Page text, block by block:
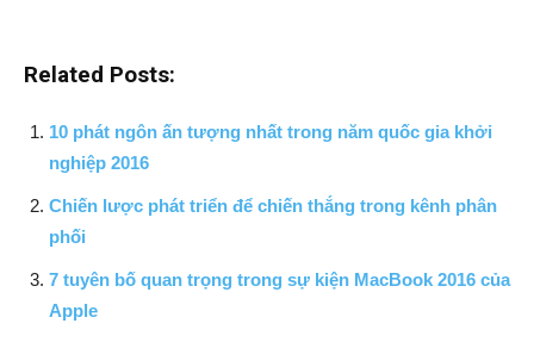
Related Posts:
10 phát ngôn ấn tượng nhất trong năm quốc gia khởi
nghiệp 2016
Chiến lược phát triển để chiến thắng trong kênh phân
phối
7 tuyên bố quan trọng trong sự kiện MacBook 2016 của
Apple